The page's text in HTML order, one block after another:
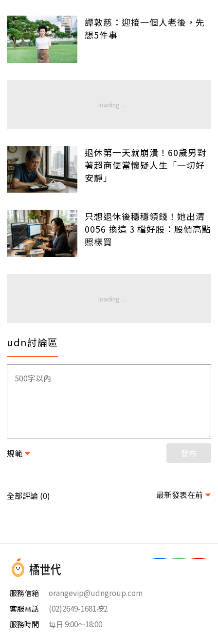
譚敦慈：迎接一個人老後，先
想5件事
退休第一天就崩潰！60歲男對
著超商便當懷疑人生「一切好
安靜」
只想退休後穩穩領錢！她出清
0056 換這 3 檔好股：股價高點
照樣買
udn討論區
規範 發布
全部評論 (0) 最新發表在前
服務信箱
orangevip@udngroup.com
客服電話
(02)2649-1681按2
服務時間
每日 9:00～18:00